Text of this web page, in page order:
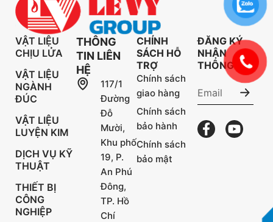
VẬT LIỆU
CHỊU LỬA
VẬT LIỆU
NGÀNH
ĐÚC
VẬT LIỆU
LUYỆN KIM
DỊCH VỤ KỸ
THUẬT
THIẾT BỊ
CÔNG
NGHIỆP
THÔNG
TIN LIÊN
HỆ
117/1
Đường
Đỗ
Mười,
Khu phố
19, P.
An Phú
Đông,
TP. Hồ
Chí
CHÍNH
SÁCH HỖ
TRỢ
Chính sách
giao hàng
Chính sách
bảo hành
Chính sách
bảo mật
ĐĂNG KÝ
NHẬN
THÔNG TIN